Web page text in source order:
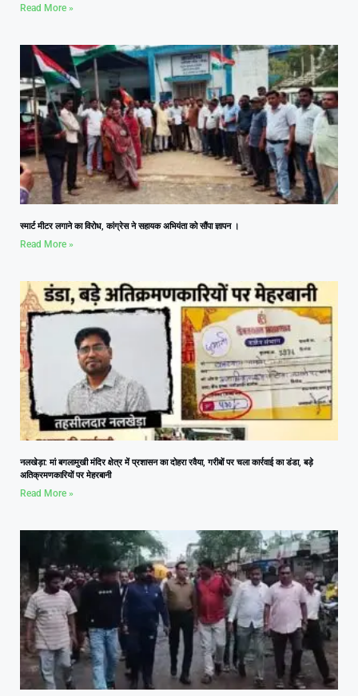
Read More »
स्मार्ट मीटर लगाने का विरोध, कांग्रेस ने सहायक अभियंता को सौंपा ज्ञापन ।
Read More »
नलखेड़ा: मां बगलामुखी मंदिर क्षेत्र में प्रशासन का दोहरा रवैया, गरीबों पर चला कार्रवाई का डंडा, बड़े
अतिक्रमणकारियों पर मेहरबानी
Read More »